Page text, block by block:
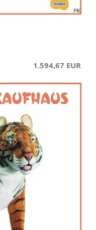
1.594,67 EUR